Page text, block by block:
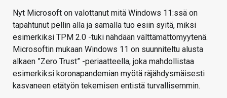
Nyt Microsoft on valottanut mitä Windows 11:ssä on
tapahtunut pellin alla ja samalla tuo esiin syitä, miksi
esimerkiksi TPM 2.0 -tuki nähdään välttämättömyytenä.
Microsoftin mukaan Windows 11 on suunniteltu alusta
alkaen ”Zero Trust” -periaatteella, joka mahdollistaa
esimerkiksi koronapandemian myötä räjähdysmäisesti
kasvaneen etätyön tekemisen entistä turvallisemmin.